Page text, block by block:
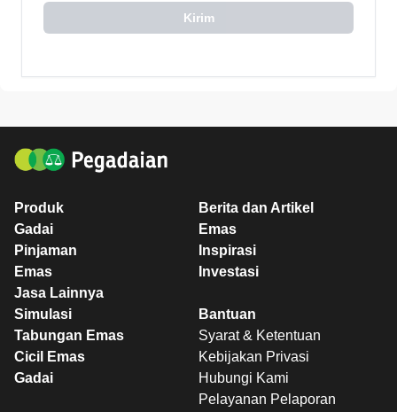
Kirim
Produk
Gadai
Pinjaman
Emas
Jasa Lainnya
Berita dan Artikel
Emas
Inspirasi
Investasi
Simulasi
Tabungan Emas
Cicil Emas
Gadai
Bantuan
Syarat & Ketentuan
Kebijakan Privasi
Hubungi Kami
Pelayanan Pelaporan